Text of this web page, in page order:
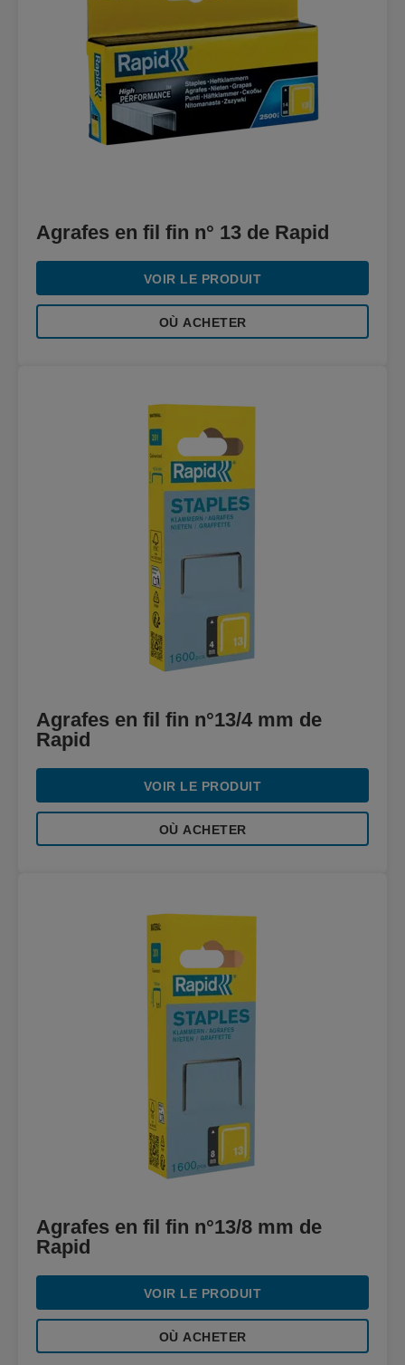
Agrafes en fil fin n° 13 de Rapid
VOIR LE PRODUIT
OÙ ACHETER
Agrafes en fil fin n°13/4 mm de
Rapid
VOIR LE PRODUIT
OÙ ACHETER
Agrafes en fil fin n°13/8 mm de
Rapid
VOIR LE PRODUIT
OÙ ACHETER